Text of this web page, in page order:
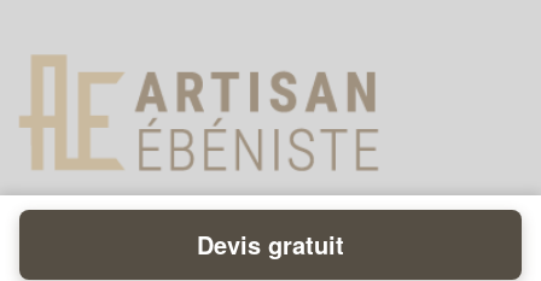
Powered byPlus que pro
Devis gratuit